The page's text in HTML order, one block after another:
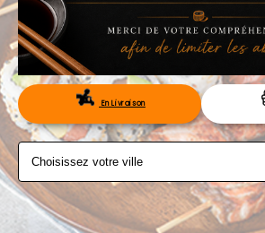
MENTIONS LÉGALES
C.G.V
RÉSERVATIONEn Livraison